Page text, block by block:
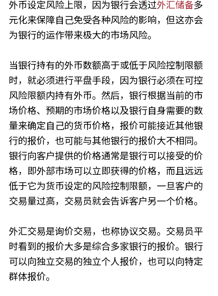
外币设定风险上限，因为银行会透过外汇储备多
元化来保障自己免受各种风险的影响，但这亦会
为银行的运作带来极大的市场风险。
当银行持有的外币数额高于或低于风险控制限额
时，就必须进行平盘手段，因为银行必须在可控
风险限额内持有外币。然后，银行根据当前的市
场价格、预期的市场价格以及银行自身需要的数
量来确定自己的货币价格，报价可能接近其他银
行的报价，也可能与其他银行的报价大不相同。
银行向客户提供的价格通常是银行可以接受的价
格，即外部市场可以立即获得的价格，而且远远
低于它为货币设定的风险控制限额，一旦客户的
交易量过高，交易员就会告诉客户另一个价格。
外汇交易是询价交易，也称协议交易。交易员平
时看到的报价大多是综合多家银行的报价。银行
可以向独立交易的独立个人报价，也可以向特定
群体报价。